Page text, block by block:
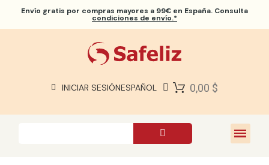
Envío gratis por compras mayores a 99€ en España. Consulta
condiciones de envío.*
INICIAR SESIÓNESPAÑOL 0,00 $